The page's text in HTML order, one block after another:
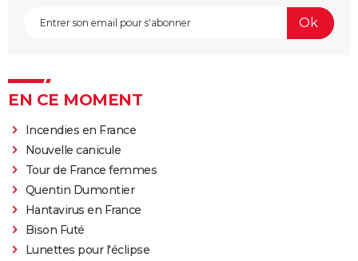
EN CE MOMENT
Incendies en France
Nouvelle canicule
Tour de France femmes
Quentin Dumontier
Hantavirus en France
Bison Futé
Lunettes pour l'éclipse